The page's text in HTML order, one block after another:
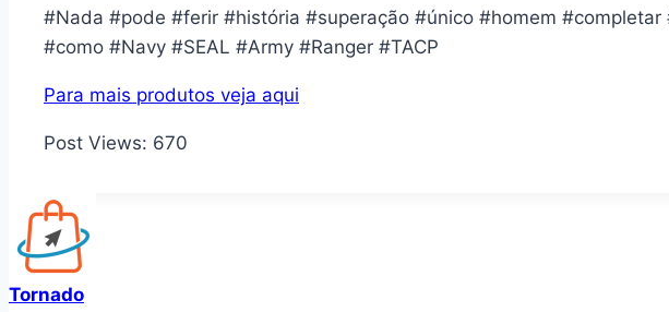
#Nada #pode #ferir #história #superação #único #homem
#como #Navy #SEAL #Army #Ranger #TACP
Para mais produtos veja aqui
Post Views: 670
Tornado